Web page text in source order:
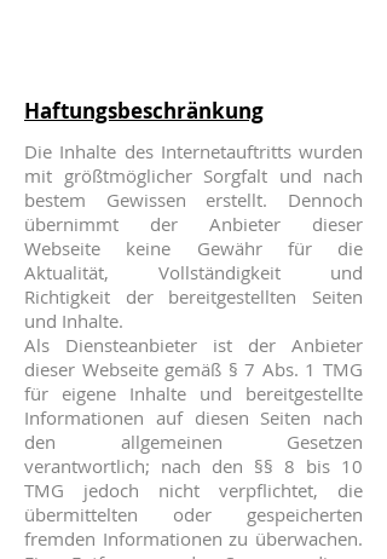
Haftungsbeschränkung
Die Inhalte des Internetauftritts wurden
mit größtmöglicher Sorgfalt und nach
bestem Gewissen erstellt. Dennoch
übernimmt der Anbieter dieser
Webseite keine Gewähr für die
Aktualität, Vollständigkeit und
Richtigkeit der bereitgestellten Seiten
und Inhalte.
Als Diensteanbieter ist der Anbieter
dieser Webseite gemäß § 7 Abs. 1 TMG
für eigene Inhalte und bereitgestellte
Informationen auf diesen Seiten nach
den allgemeinen Gesetzen
verantwortlich; nach den §§ 8 bis 10
TMG jedoch nicht verpflichtet, die
übermittelten oder gespeicherten
fremden Informationen zu überwachen.